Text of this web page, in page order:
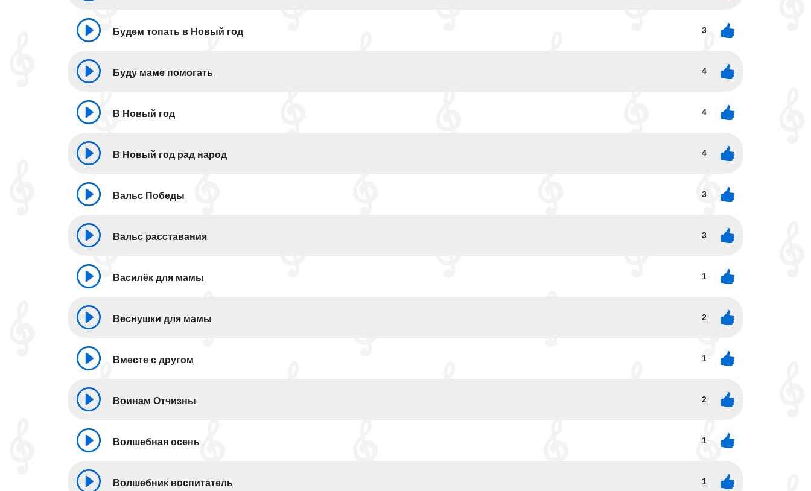
Будем топать в Новый год 3
Буду маме помогать 4
В Новый год 4
В Новый год рад народ 4
Вальс Победы 3
Вальс расставания 3
Василёк для мамы 1
Веснушки для мамы 2
Вместе с другом 1
Воинам Отчизны 2
Волшебная осень 1
Волшебник воспитатель 1